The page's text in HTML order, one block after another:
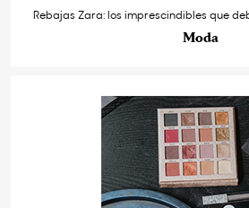
Rebajas Zara: los imprescindibles que
Moda